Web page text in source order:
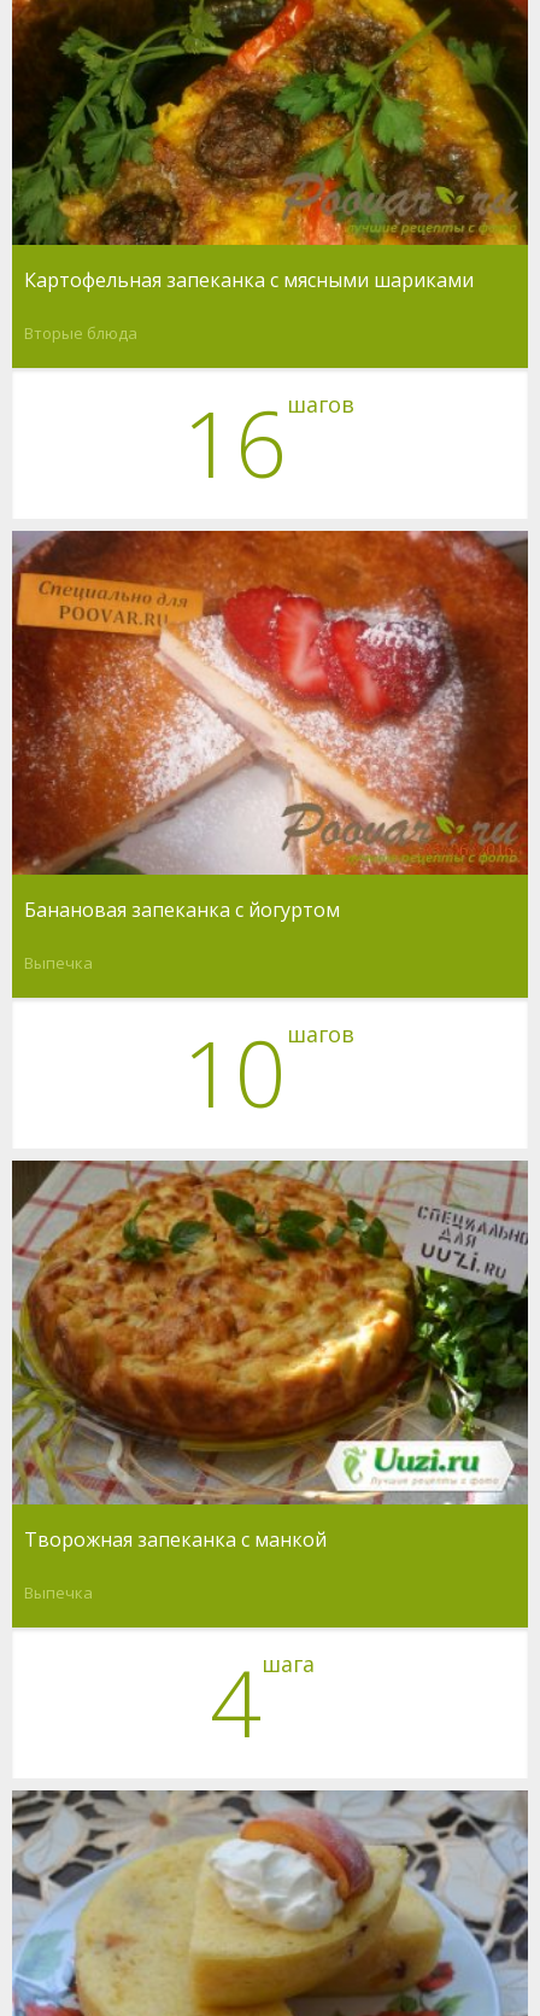
Картофельная запеканка с мясными шариками
Вторые блюда
16 шагов
Банановая запеканка с йогуртом
Выпечка
10 шагов
Творожная запеканка с манкой
Выпечка
4шага